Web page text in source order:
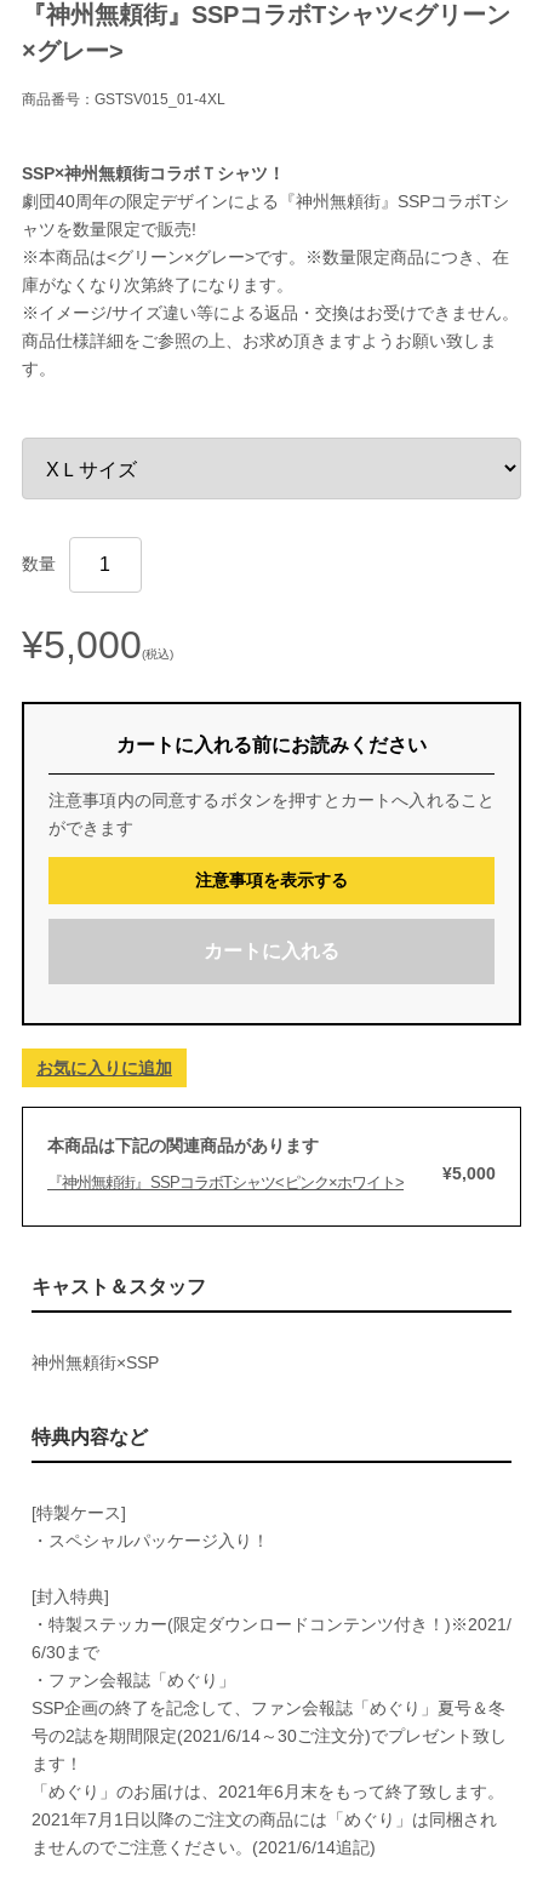
『神州無頼街』SSPコラボTシャツ<グリーン
×グレー>
商品番号：GSTSV015_01-4XL
SSP×神州無頼街コラボＴシャツ！
劇団40周年の限定デザインによる『神州無頼街』SSPコラボTシ
ャツを数量限定で販売!
※本商品は<グリーン×グレー>です。※数量限定商品につき、在
庫がなくなり次第終了になります。
※イメージ/サイズ違い等による返品・交換はお受けできません。
商品仕様詳細をご参照の上、お求め頂きますようお願い致しま
す。
数量
¥5,000(税込)
カートに入れる前にお読みください
注意事項内の同意するボタンを押すとカートへ入れること
ができます
注意事項を表示する
カートに入れる
お気に入りに追加
本商品は下記の関連商品があります
『神州無頼街』SSPコラボTシャツ<ピンク×ホワイト> ¥5,000
キャスト＆スタッフ
神州無頼街×SSP
特典内容など
[特製ケース]
・スペシャルパッケージ入り！
[封入特典]
・特製ステッカー(限定ダウンロードコンテンツ付き！)※2021/
6/30まで
・ファン会報誌「めぐり」
SSP企画の終了を記念して、ファン会報誌「めぐり」夏号＆冬
号の2誌を期間限定(2021/6/14～30ご注文分)でプレゼント致し
ます！
「めぐり」のお届けは、2021年6月末をもって終了致します。
2021年7月1日以降のご注文の商品には「めぐり」は同梱され
ませんのでご注意ください。(2021/6/14追記)